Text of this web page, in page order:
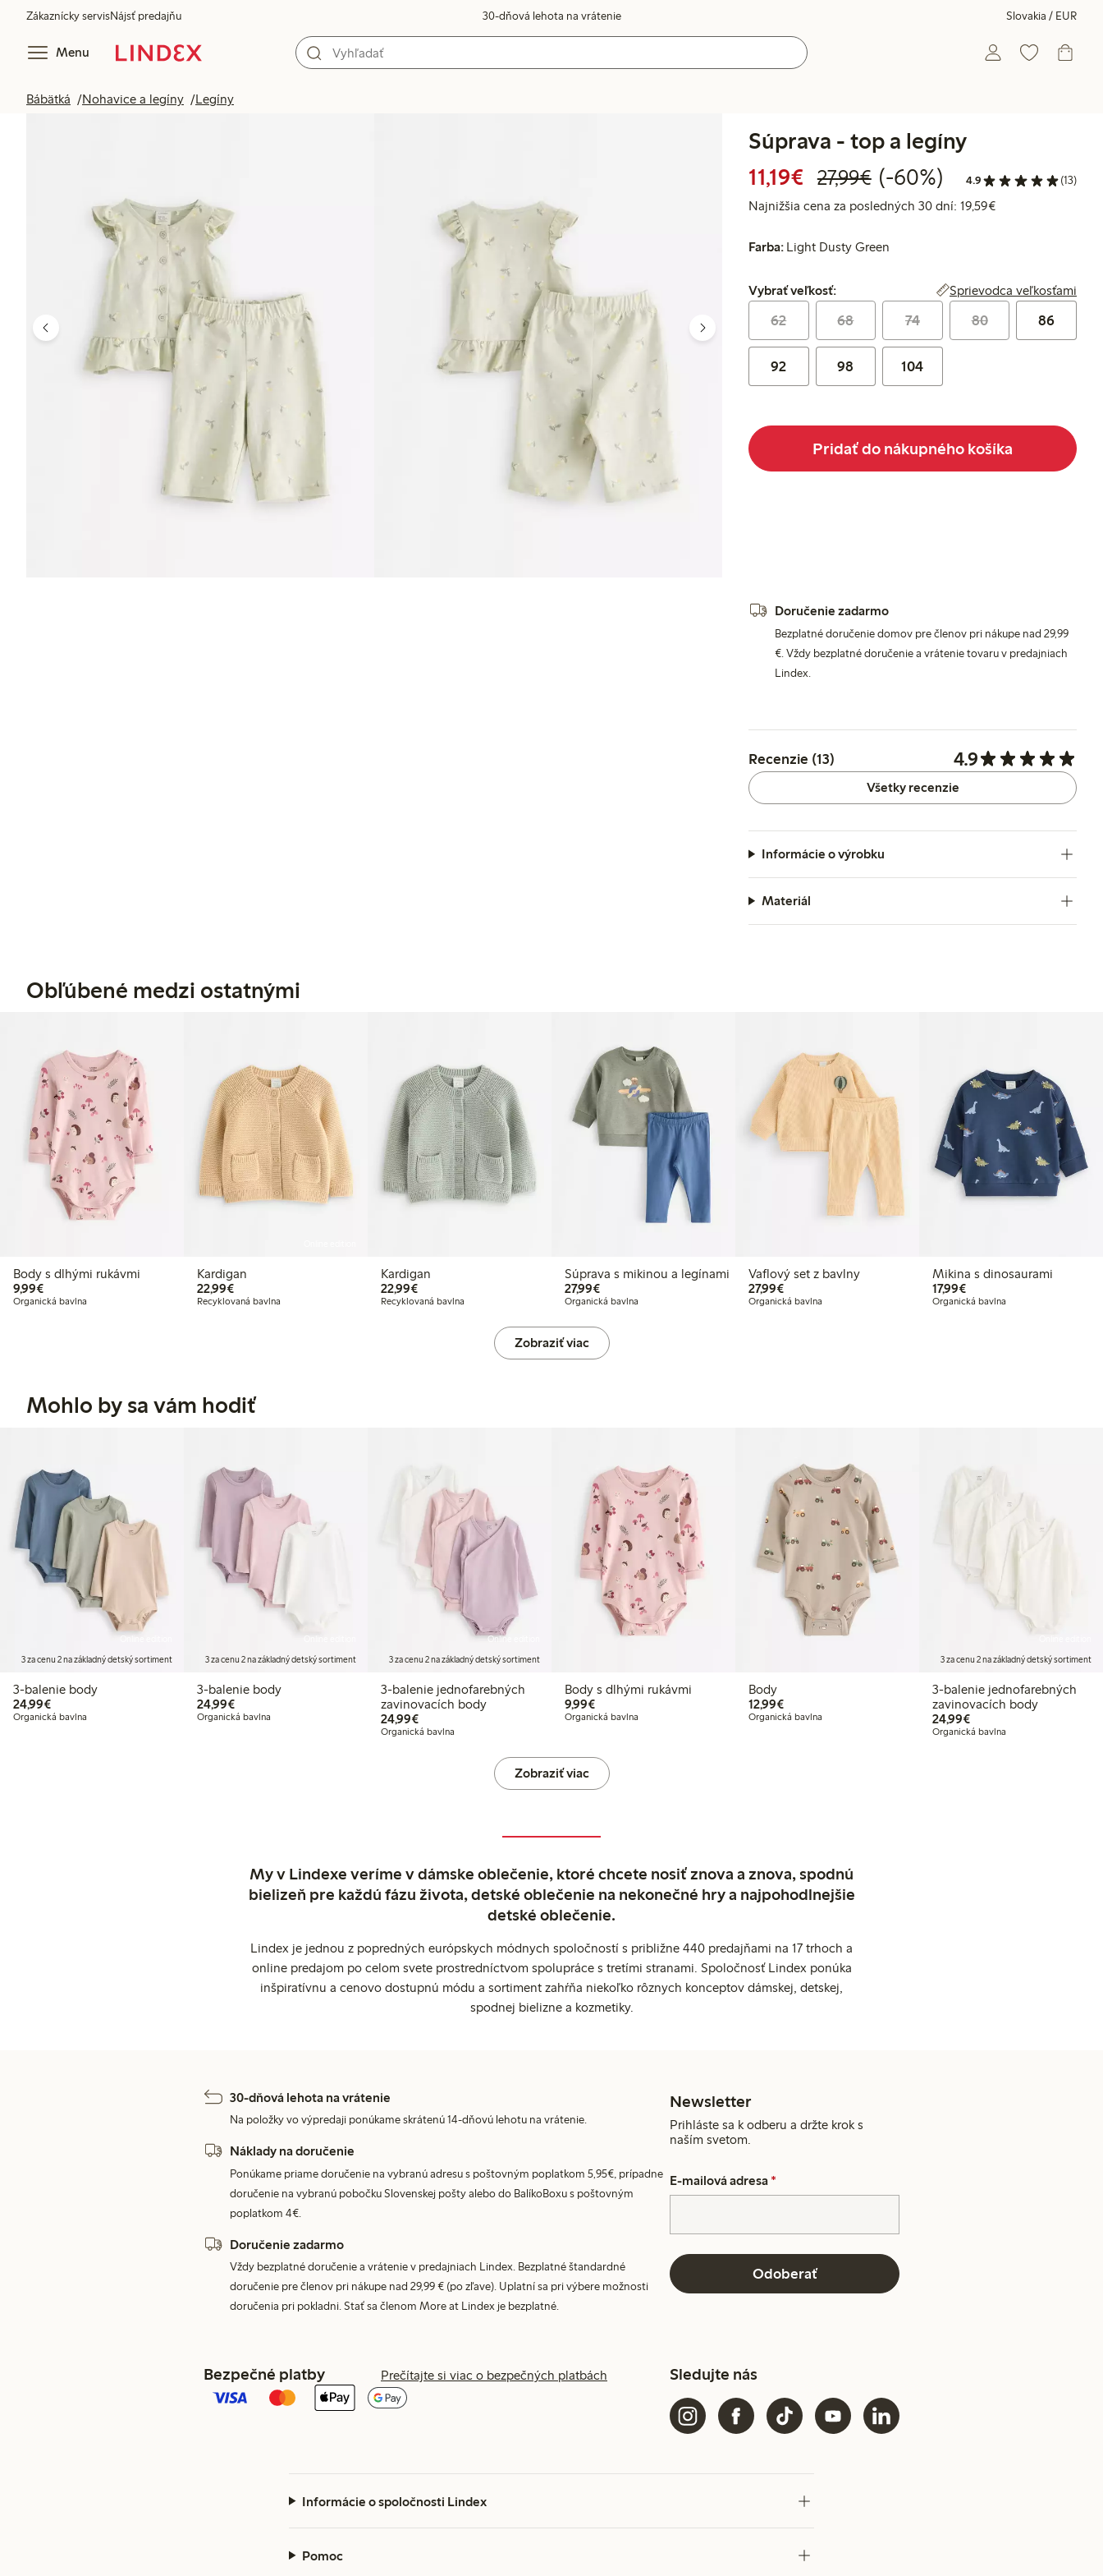
Zákaznícky servisNájsť predajňu 30-dňová lehota na vrátenie Slovakia / EUR
Menu
Bábätká Nohavice a legíny Legíny
Súprava - top a legíny
11,19€ Zvýhodnená cena: 11,19 €
27,99€Bežná cena: 27,99 €
60% zľava
(-60%) 4.9 (13)
Najnižšia cena za posledných 30 dní: 19,59€Najnižšia cena za
Farba: Light Dusty Green
Vybrať veľkosť:
Vybrať veľkosť: Sprievodca veľkosťami
62 68 74 80 86
92 98 104
Pridať do nákupného košíka
Doručenie zadarmo
Bezplatné doručenie domov pre členov pri nákupe nad 29,99
€. Vždy bezplatné doručenie a vrátenie tovaru v predajniach
Lindex.
Recenzie (13) 4.9
Všetky recenzie
Informácie o výrobku
Materiál
Obľúbené medzi ostatnými
Body s dlhými rukávmi
9,99€9,99 €
Organická bavlna
Kardigan
22,99€22,99 €
Recyklovaná bavlna
Kardigan
22,99€22,99 €
Recyklovaná bavlna
Súprava s mikinou a legínami
27,99€27,99 €
Organická bavlna
Vaflový set z bavlny
27,99€27,99 €
Organická bavlna
Mikina s dinosaurami
17,99€17,99 €
Organická bavlna
Zobraziť viac
Mohlo by sa vám hodiť
3 za cenu 2 na základný detský sortiment
3-balenie body
24,99€24,99 €
Organická bavlna
3 za cenu 2 na základný detský sortiment
3-balenie body
24,99€24,99 €
Organická bavlna
Online edition
3 za cenu 2 na základný detský sortiment
3-balenie jednofarebných
zavinovacích body
24,99€24,99 €
Organická bavlna
Body s dlhými rukávmi
9,99€9,99 €
Organická bavlna
Body
12,99€12,99 €
Organická bavlna
3 za cenu 2 na základný detský sortiment
3-balenie jednofarebných
zavinovacích body
24,99€24,99 €
Organická bavlna
Zobraziť viac
My v Lindexe veríme v dámske oblečenie, ktoré chcete nosiť znova a znova, spodnú
bielizeň pre každú fázu života, detské oblečenie na nekonečné hry a najpohodlnejšie
detské oblečenie.
Lindex je jednou z popredných európskych módnych spoločností s približne 440 predajňami na 17 trhoch a
online predajom po celom svete prostredníctvom spolupráce s tretími stranami. Spoločnosť Lindex ponúka
inšpiratívnu a cenovo dostupnú módu a sortiment zahŕňa niekoľko rôznych konceptov dámskej, detskej,
spodnej bielizne a kozmetiky.
30-dňová lehota na vrátenie
Na položky vo výpredaji ponúkame skrátenú 14-dňovú lehotu na vrátenie.
Náklady na doručenie
Ponúkame priame doručenie na vybranú adresu s poštovným poplatkom 5,95€, prípadne
doručenie na vybranú pobočku Slovenskej pošty alebo do BalíkoBoxu s poštovným
poplatkom 4€.
Doručenie zadarmo
Vždy bezplatné doručenie a vrátenie v predajniach Lindex. Bezplatné štandardné
doručenie pre členov pri nákupe nad 29,99 € (po zľave). Uplatní sa pri výbere možnosti
doručenia pri pokladni. Stať sa členom More at Lindex je bezplatné.
Newsletter
Prihláste sa k odberu a držte krok s
naším svetom.
E-mailová adresa *
Odoberať
Bezpečné platby Prečítajte si viac o bezpečných platbách Sledujte nás
Informácie o spoločnosti Lindex
Pomoc